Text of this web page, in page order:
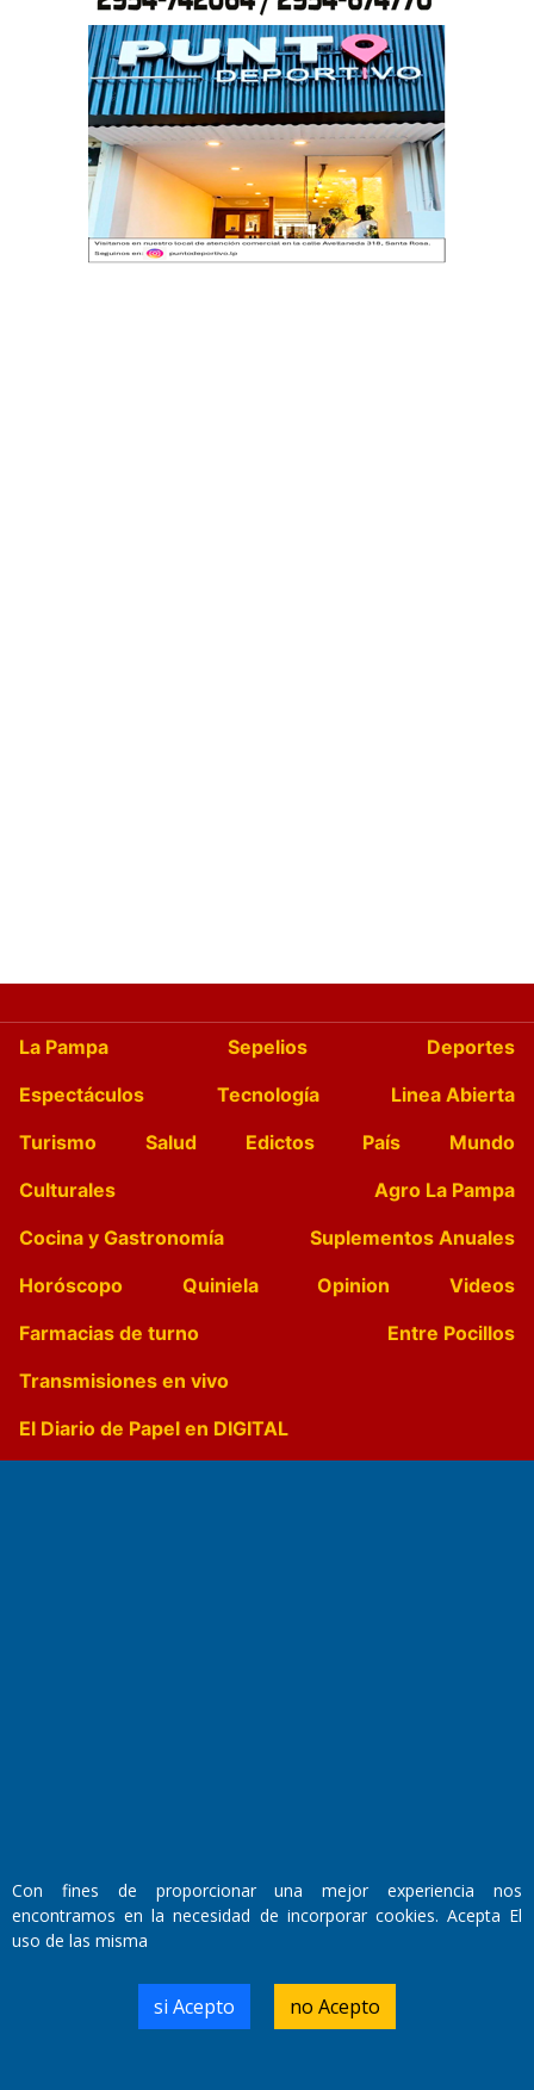
La Pampa Sepelios
Deportes
Espectáculos
Tecnología
Linea Abierta
Turismo
Salud Edictos País
Mundo
Culturales
Agro La Pampa
Cocina y Gastronomía
Suplementos Anuales
Horóscopo
Quiniela Opinion
Videos
Farmacias de turno
Entre Pocillos
Transmisiones en vivo
El Diario de Papel en DIGITAL
Walter René Goñi
Domicilio Legal: José Ingenieros 855,
Santa Rosa, La Pampa.
Número de Registro DNDA:
Con fines de proporcionar una mejor experiencia nos
encontramos en la necesidad de incorporar cookies. Acepta El
uso de las misma
si Acepto no Acepto